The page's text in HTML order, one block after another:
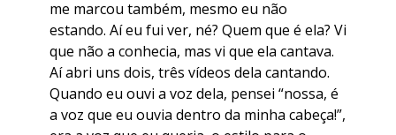
me marcou também, mesmo eu não
estando. Aí eu fui ver, né? Quem que é ela? Vi
que não a conhecia, mas vi que ela cantava.
Aí abri uns dois, três vídeos dela cantando.
Quando eu ouvi a voz dela, pensei “nossa, é
a voz que eu ouvia dentro da minha cabeça!”,